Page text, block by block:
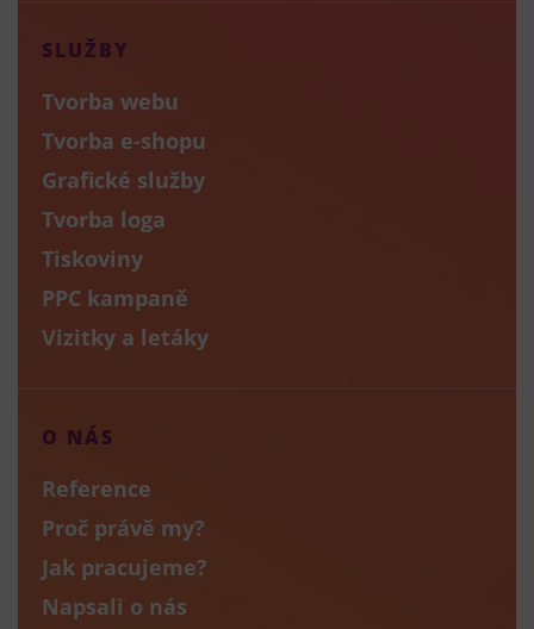
SLUŽBY
Tvorba webu
Tvorba e-shopu
Grafické služby
Tvorba loga
Tiskoviny
PPC kampaně
Vizitky a letáky
O NÁS
Reference
Proč právě my?
Jak pracujeme?
Napsali o nás